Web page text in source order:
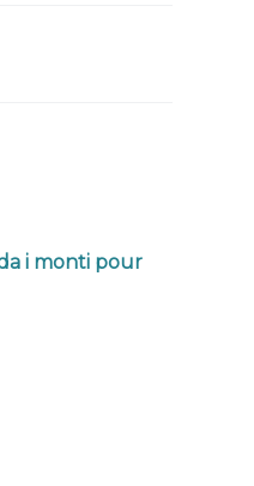
i monti pour